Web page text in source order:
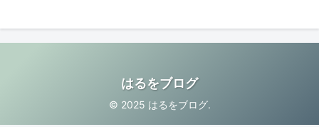
はるをブログ
© 2025 はるをブログ.